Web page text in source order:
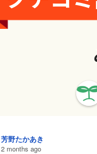
芳野たかあき
2 months ago